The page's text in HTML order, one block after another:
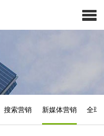
搜索营销 新媒体营销 全球